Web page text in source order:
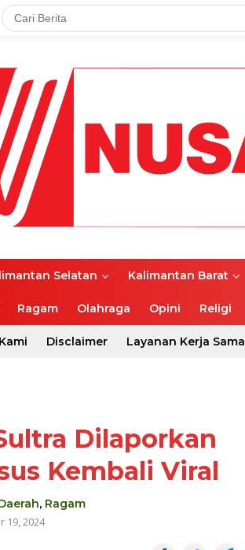
Selatan Kalimantan Barat
Ragam Olahraga Opini Religi
Disclaimer Layanan Kerja Sama
Dilaporkan
Kembali Viral
, Ragam
19, 2024